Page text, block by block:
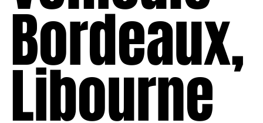
Bordeaux,
Libourne